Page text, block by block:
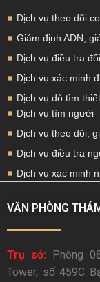
Dịch vụ theo dõi
Giám định ADN,
Dịch vụ điều tra
Dịch vụ xác minh
Dịch vụ dò tìm
Dịch vụ tìm người
Dịch vụ theo dõi,
Dịch vụ điều tra
Dịch vụ xác minh
VĂN PHÒNG
Trụ sở: Phòng
Tower, số 459C